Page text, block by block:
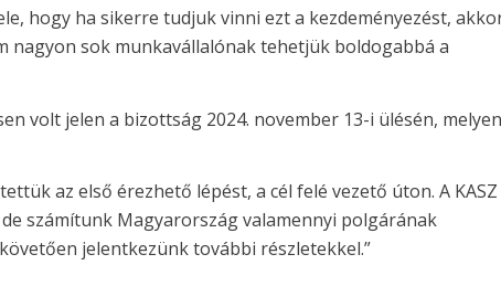
hogy ha sikerre tudjuk vinni ezt a kezdeményezést,
nagyon sok munkavállalónak tehetjük boldogabbá a
volt jelen a bizottság 2024. november 13-i ülésén, melyen
az első érezhető lépést, a cél felé vezető úton. A KASZ
számítunk Magyarország valamennyi polgárának
jelentkezünk további részletekkel.”